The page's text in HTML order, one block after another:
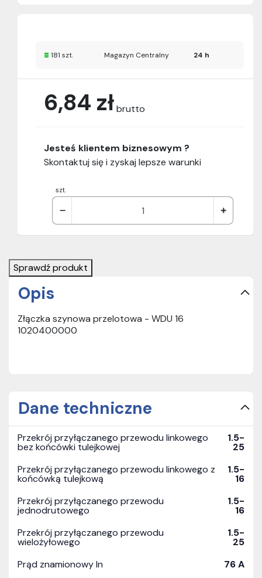
6,84 złbrutto
szt.
Jesteś klientem biznesowym ?
Skontaktuj się i zyskaj lepsze warunki
181 szt. Magazyn Centralny 24 h
Sprawdź produkt
Opis
Złączka szynowa przelotowa - WDU 16
1020400000
Dane techniczne
Przekrój przyłączanego przewodu linkowego
bez końcówki tulejkowej
1.5-
25
Przekrój przyłączanego przewodu linkowego z
końcówką tulejkową
1.5-
16
Przekrój przyłączanego przewodu
jednodrutowego
1.5-
16
Przekrój przyłączanego przewodu
wielożyłowego
1.5-
25
Prąd znamionowy In
76 A